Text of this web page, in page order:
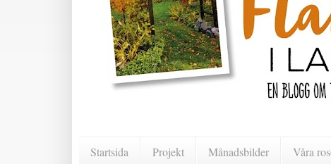
Startsida Projekt Månadsbilder Våra